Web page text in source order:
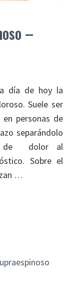
–
día de hoy la
Suele ser
personas de
separándolo
de dolor al
Sobre el
…